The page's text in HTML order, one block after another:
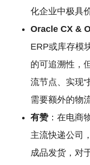
化企业中极具
Oracle CX &
ERP或库存模
的可追溯性，
流节点、实现“
需要额外的物
有赞：在电商
主流快递公司
成品发货，对